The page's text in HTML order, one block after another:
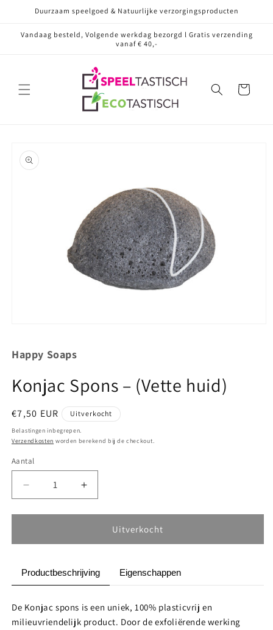
naar de
Duurzaam speelgoed & Natuurlijke verzorgingsproducten
Vandaag besteld, Volgende werkdag bezorgd l Gratis verzending
vanaf € 40,-
Winkelwagen
direct naar
in
Happy Soaps
Konjac Spons – (Vette huid)
Normale
prijs
€7,50 EUR Uitverkocht
Belastingen inbegrepen.
Verzendkosten worden berekend bij de checkout.
Aantal
Aantal
Aantal
verlagen
voor
Spons
(Vette
huid)
Aantal
verhogen
voor
Konjac
Spons
(Vette
huid)
Uitverkocht
Productbeschrijving Eigenschappen
De Konjac spons is een uniek, 100% plasticvrij en
milieuvriendelijk product. Door de exfoliërende werking